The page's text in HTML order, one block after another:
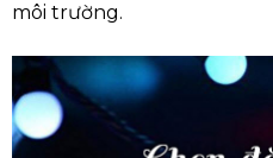
môi trường.